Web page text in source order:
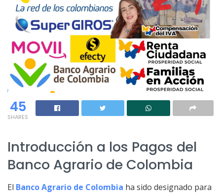
45
SHARES
Introducción a los Pagos del
Banco Agrario de Colombia
El Banco Agrario de Colombia ha sido designado para